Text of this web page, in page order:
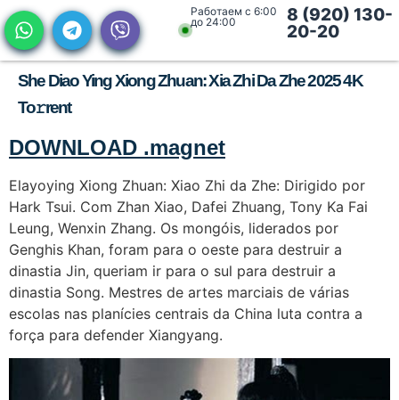
Работаем с 6:00
до 24:00
8 (920) 130-
20-20
She Diao Ying Xiong Zhuan: Xia Zhi Da Zhe 2025 4K
To𝚛rent
DOWNLOAD .magnet
Elayoying Xiong Zhuan: Xiao Zhi da Zhe: Dirigido por
Hark Tsui. Com Zhan Xiao, Dafei Zhuang, Tony Ka Fai
Leung, Wenxin Zhang. Os mongóis, liderados por
Genghis Khan, foram para o oeste para destruir a
dinastia Jin, queriam ir para o sul para destruir a
dinastia Song. Mestres de artes marciais de várias
escolas nas planícies centrais da China luta contra a
força para defender Xiangyang.